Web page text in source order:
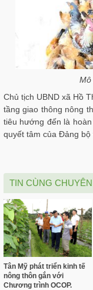
Mô
Chủ tịch UBND xã Hồ
tầng giao thông nông
tiêu hướng đến là
quyết tâm của Đảng bộ
TIN CÙNG
Tân Mỹ phát triển kinh tế
nông thôn gắn với
Chương trình OCOP.